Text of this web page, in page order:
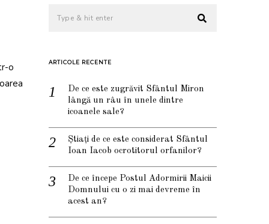
o
ARTICOLE RECENTE
De ce este zugrăvit Sfântul Miron
lângă un râu în unele dintre
icoanele sale?
Știați de ce este considerat Sfântul
Ioan Iacob ocrotitorul orfanilor?
De ce începe Postul Adormirii Maicii
Domnului cu o zi mai devreme în
acest an?